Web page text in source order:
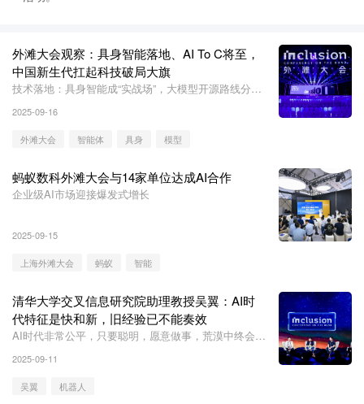
外滩大会观察：具身智能落地、AI To C将至，
中国新生代扛起科技破局大旗
技术落地：具身智能成“实战场”，大模型开源路线分野
2025-09-16
外滩大会 智能体 具身 模型
蚂蚁数科外滩大会与14家单位达成AI合作
企业级AI市场迎接爆发式增长
2025-09-15
上海外滩大会 蚂蚁 智能
清华大学交叉信息研究院助理教授吴翼：AI时
代特征是快和新，旧经验已不能奏效
AI时代非常公平，只要聪明，愿意做事，荒漠中终会长
2025-09-11
吴翼 机器人